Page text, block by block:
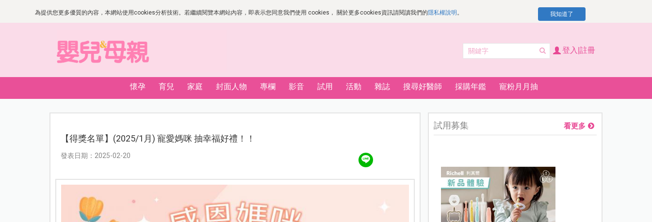
為提供您更多優質的內容，本網站使用cookies分析技術。若繼續閱覽本網站內容，即表示您同意我們使用 cookies， 關於更多cookies資訊請閱讀我們的隱私權說明 。 我知道了
登入|註冊
懷孕 育兒 家庭 封面人物 專欄 影音 試用 活動 雜誌 搜尋好醫師 採購年鑑 寵粉月月抽
【得獎名單】(2025/1月) 寵愛媽咪 抽幸福好禮！！
發表日期：2025-02-20
試用募集 看更多